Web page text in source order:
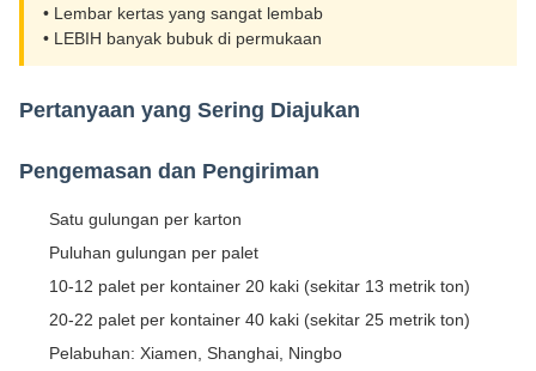
• Lembar kertas yang sangat lembab
• LEBIH banyak bubuk di permukaan
Pertanyaan yang Sering Diajukan
Pengemasan dan Pengiriman
Satu gulungan per karton
Puluhan gulungan per palet
10-12 palet per kontainer 20 kaki (sekitar 13 metrik ton)
20-22 palet per kontainer 40 kaki (sekitar 25 metrik ton)
Pelabuhan: Xiamen, Shanghai, Ningbo